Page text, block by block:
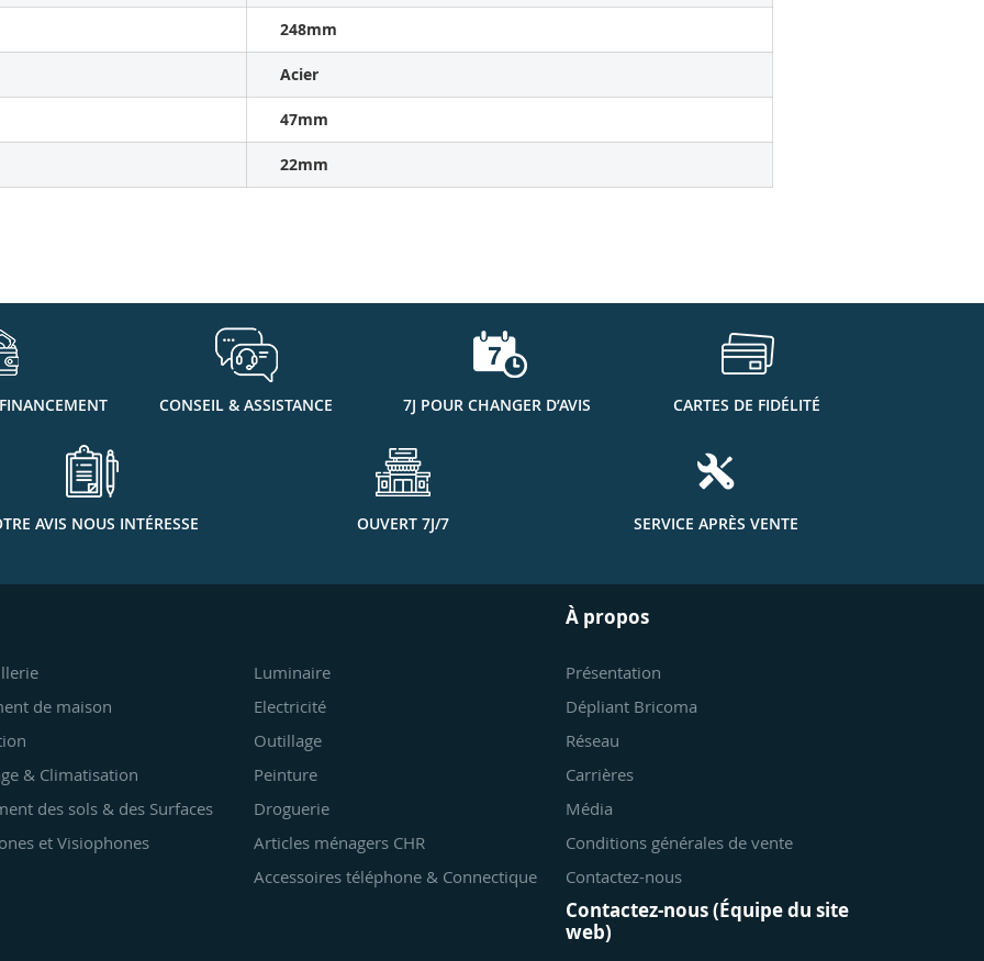
248mm
Acier
47mm
22mm
CONSEIL & ASSISTANCE 7J POUR CHANGER D’AVIS CARTES DE FIDÉLITÉ
AVIS NOUS INTÉRESSE OUVERT 7J/7 SERVICE APRÈS VENTE
de maison
& Climatisation
des sols & des Surfaces
et Visiophones
Luminaire
Electricité
Outillage
Peinture
Droguerie
Articles ménagers CHR
Accessoires téléphone & Connectique
À propos
Présentation
Dépliant Bricoma
Réseau
Carrières
Média
Conditions générales de vente
Contactez-nous
Contactez-nous (Équipe du site
web)